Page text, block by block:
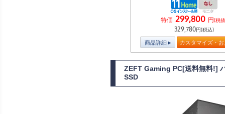
特価 299,800 円(税
329,780円(税込)
商品詳細 カスタマイズ・
ZEFT Gaming PC[送料無料!]
SSD